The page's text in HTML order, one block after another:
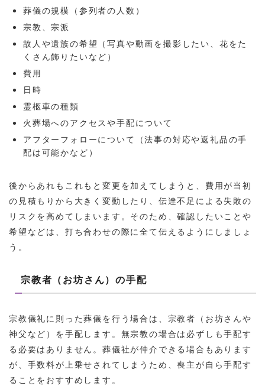
葬儀の規模（参列者の人数）
宗教、宗派
故人や遺族の希望（写真や動画を撮影したい、花をた
くさん飾りたいなど）
費用
日時
霊柩車の種類
火葬場へのアクセスや手配について
アフターフォローについて（法事の対応や返礼品の手
配は可能かなど）
後からあれもこれもと変更を加えてしまうと、費用が当初
の見積もりから大きく変動したり、伝達不足による失敗の
リスクを高めてしまいます。そのため、確認したいことや
希望などは、打ち合わせの際に全て伝えるようにしましょ
う。
宗教者（お坊さん）の手配
宗教儀礼に則った葬儀を行う場合は、宗教者（お坊さんや
神父など）を手配します。無宗教の場合は必ずしも手配す
る必要はありません。葬儀社が仲介できる場合もあります
が、手数料が上乗せされてしまうため、喪主が自ら手配す
ることをおすすめします。